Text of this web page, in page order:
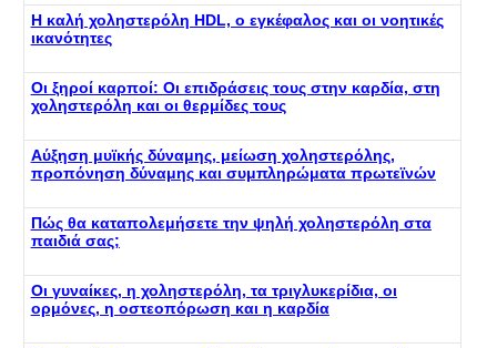
Η καλή χοληστερόλη HDL, ο εγκέφαλος και οι νοητικές
ικανότητες
Οι ξηροί καρποί: Οι επιδράσεις τους στην καρδία, στη
χοληστερόλη και οι θερμίδες τους
Αύξηση μυϊκής δύναμης, μείωση χοληστερόλης,
προπόνηση δύναμης και συμπληρώματα πρωτεϊνών
Πώς θα καταπολεμήσετε την ψηλή χοληστερόλη στα
παιδιά σας;
Οι γυναίκες, η χοληστερόλη, τα τριγλυκερίδια, οι
ορμόνες, η οστεοπόρωση και η καρδία